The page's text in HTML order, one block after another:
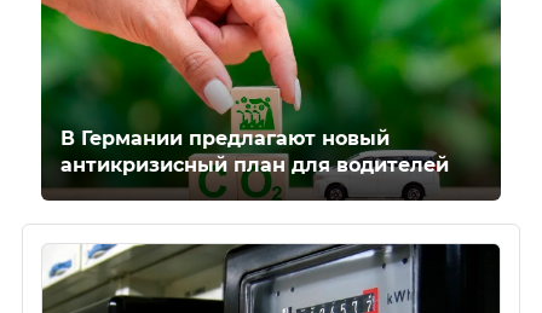
В Германии предлагают новый
антикризисный план для водителей